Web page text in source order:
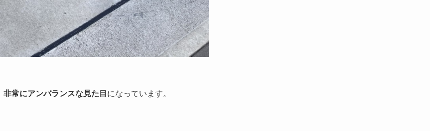
非常にアンバランスな見た目 になっています。